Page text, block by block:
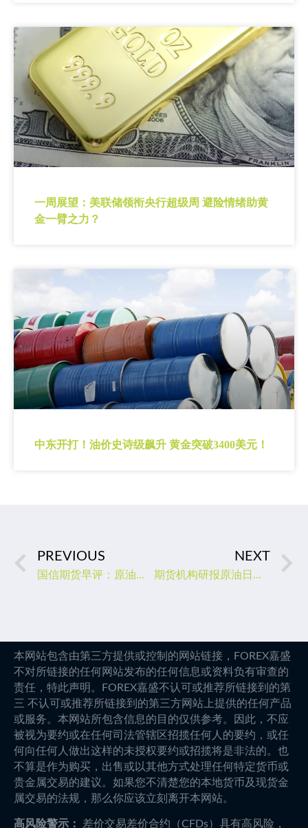
一周展望：美联储领衔央行超级周 避险情绪助黄
金一臂之力？
中东开打！油价史诗级飙升 黄金突破3400美元！
PREVIOUS
国信期货早评：原油高涨，国际油脂震荡走高，原糖走升
NEXT
期货机构研报原油日报20230208：原油价格大幅反弹，反弹动力预计有所下降
本网站包含由第三方提供或控制的网站链接，FOREX嘉盛
不对所链接的任何网站发布的任何信息或资料负有审查的
责任，特此声明。FOREX嘉盛不认可或推荐所链接到的第
三 不认可或推荐所链接到的第三方网站上提供的任何产品
或服务。本网站所包含信息的目的仅供参考。因此，不应
被视为要约或在任何司法管辖区招揽任何人的要约，或任
何向任何人做出这样的未授权要约或招揽将是非法的。也
不算是作为购买，出售或以其他方式处理任何特定货币或
贵金属交易的建议。如果您不清楚您的本地货币及现货金
属交易的法规，那么你应该立刻离开本网站。
高风险警示： 差价交易差价合约（CFDs）具有高风险，